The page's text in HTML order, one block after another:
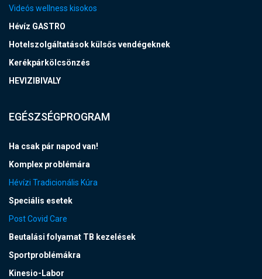
Videós wellness kisokos
Hévíz GASTRO
Hotelszolgáltatások külsős vendégeknek
Kerékpárkölcsönzés
HEVIZIBIVALY
EGÉSZSÉGPROGRAM
Ha csak pár napod van!
Komplex problémára
Hévízi Tradicionális Kúra
Speciális esetek
Post Covid Care
Beutalási folyamat TB kezelések
Sportproblémákra
Kinesio-Labor